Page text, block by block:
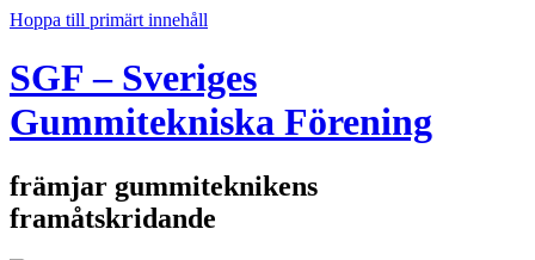
Hoppa till primärt innehåll
SGF – Sveriges
Gummitekniska Förening
främjar gummiteknikens
framåtskridande